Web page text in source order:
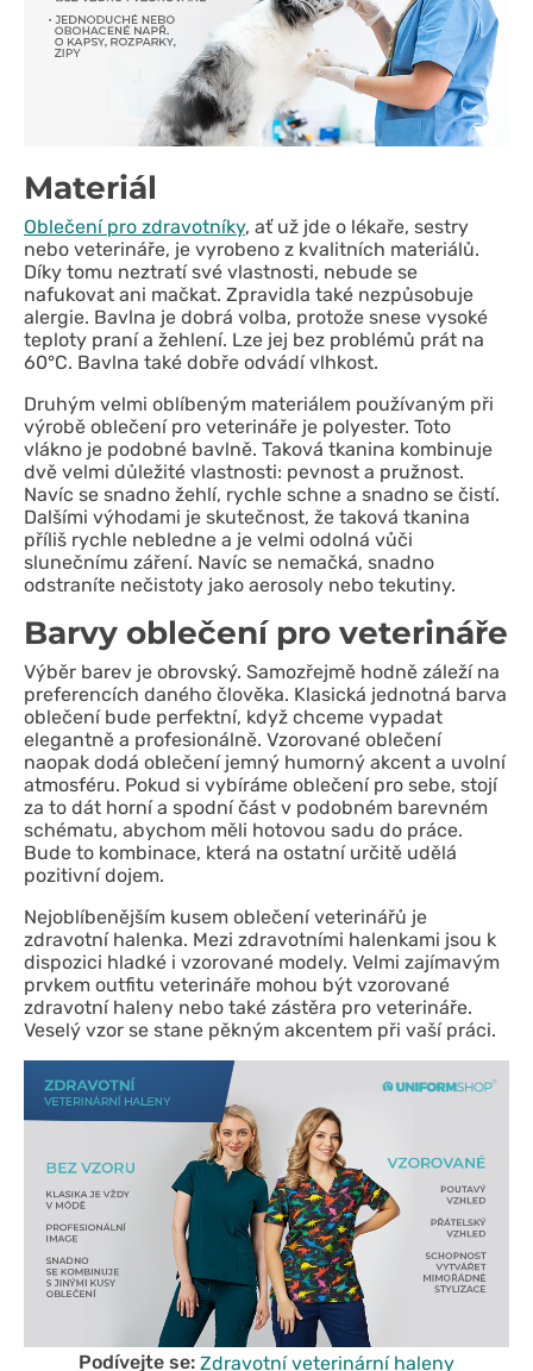
Materiál
Oblečení pro zdravotníky, ať už jde o lékaře, sestry
nebo veterináře, je vyrobeno z kvalitních materiálů.
Díky tomu neztratí své vlastnosti, nebude se
nafukovat ani mačkat. Zpravidla také nezpůsobuje
alergie. Bavlna je dobrá volba, protože snese vysoké
teploty praní a žehlení. Lze jej bez problémů prát na
60°C. Bavlna také dobře odvádí vlhkost.
Druhým velmi oblíbeným materiálem používaným při
výrobě oblečení pro veterináře je polyester. Toto
vlákno je podobné bavlně. Taková tkanina kombinuje
dvě velmi důležité vlastnosti: pevnost a pružnost.
Navíc se snadno žehlí, rychle schne a snadno se čistí.
Dalšími výhodami je skutečnost, že taková tkanina
příliš rychle nebledne a je velmi odolná vůči
slunečnímu záření. Navíc se nemačká, snadno
odstraníte nečistoty jako aerosoly nebo tekutiny.
Barvy oblečení pro veterináře
Výběr barev je obrovský. Samozřejmě hodně záleží na
preferencích daného člověka. Klasická jednotná barva
oblečení bude perfektní, když chceme vypadat
elegantně a profesionálně. Vzorované oblečení
naopak dodá oblečení jemný humorný akcent a uvolní
atmosféru. Pokud si vybíráme oblečení pro sebe, stojí
za to dát horní a spodní část v podobném barevném
schématu, abychom měli hotovou sadu do práce.
Bude to kombinace, která na ostatní určitě udělá
pozitivní dojem.
Nejoblíbenějším kusem oblečení veterinářů je
zdravotní halenka. Mezi zdravotními halenkami jsou k
dispozici hladké i vzorované modely. Velmi zajímavým
prvkem outfitu veterináře mohou být vzorované
zdravotní haleny nebo také zástěra pro veterináře.
Veselý vzor se stane pěkným akcentem při vaší práci.
Podívejte se: Zdravotníveterinární haleny